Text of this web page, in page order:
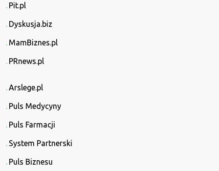
Pit.pl
Dyskusja.biz
MamBiznes.pl
PRnews.pl
Arslege.pl
Puls Medycyny
Puls Farmacji
System Partnerski
Puls Biznesu